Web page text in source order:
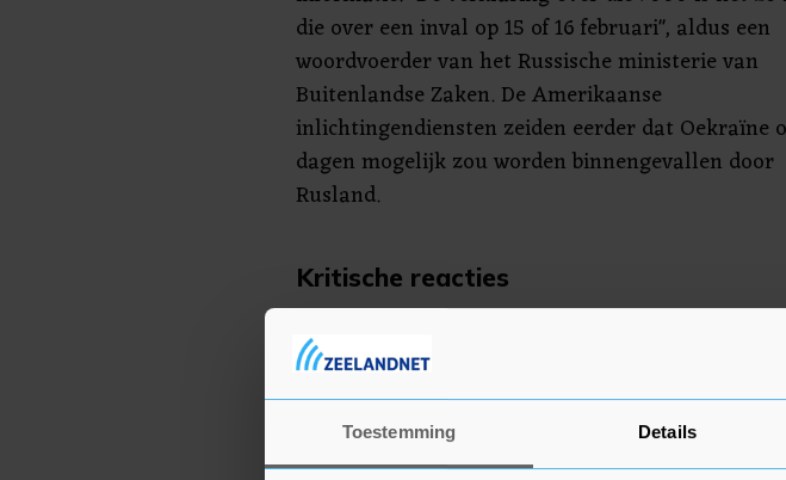
Toestemming Details
die over een inval op 15 of 16 februari", aldus een
woordvoerder van het Russische ministerie van
Buitenlandse Zaken. De Amerikaanse
inlichtingendiensten zeiden eerder dat Oekraïne
dagen mogelijk zou worden binnengevallen door
Rusland.
Kritische reacties
troepen weghalen bij de grens. Ze hebben beelden
vrijgegeven waarop te zien zou zijn dat tanks en
legervoertuigen weg worden gehaald. Dat leidde
internationaal al tot kritische reacties, omdat er